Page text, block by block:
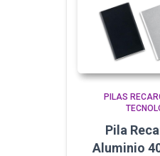
PILAS
Pila
Aluminio